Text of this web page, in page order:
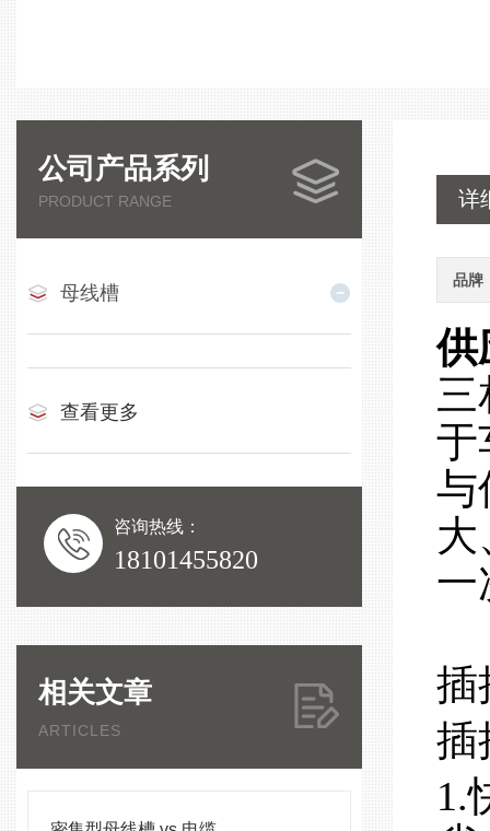
公司产品系列
PRODUCT RANGE
母线槽
查看更多
咨询热线：
18101455820
相关文章
ARTICLES
详
品牌
供
于
与
大
一
插
插
1.